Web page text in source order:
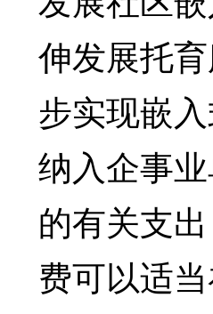
伸发展托
步实现嵌
纳入企事
的有关支
费可以适当